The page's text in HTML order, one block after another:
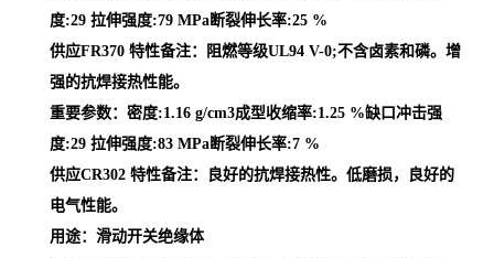
度:29 拉伸强度:79 MPa断裂伸长率:25 %
供应FR370 特性备注：阻燃等级UL94 V-0;不含卤素和磷。增
强的抗焊接热性能。
重要参数：密度:1.16 g/cm3成型收缩率:1.25 %缺口冲击强
度:29 拉伸强度:83 MPa断裂伸长率:7 %
供应CR302 特性备注：良好的抗焊接热性。低磨损，良好的
电气性能。
用途：滑动开关绝缘体